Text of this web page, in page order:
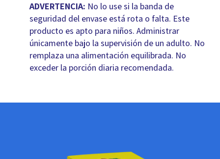
ADVERTENCIA: No lo use si la banda de
seguridad del envase está rota o falta. Este
producto es apto para niños. Administrar
únicamente bajo la supervisión de un adulto. No
remplaza una alimentación equilibrada. No
exceder la porción diaria recomendada.